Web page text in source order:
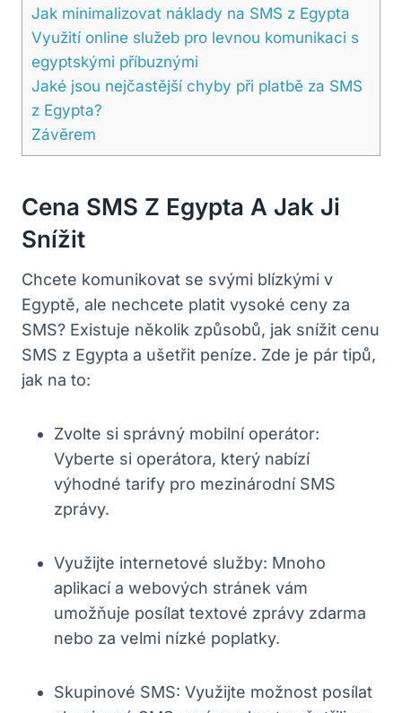
Jak minimalizovat náklady na SMS z Egypta
Využití online služeb pro levnou komunikaci s
egyptskými příbuznými
Jaké jsou nejčastější chyby při platbě za SMS
z Egypta?
Závěrem
Cena SMS Z Egypta A Jak Ji
Snížit
Chcete komunikovat se svými blízkými v
Egyptě, ale nechcete platit vysoké ceny za
SMS? Existuje několik způsobů, jak snížit cenu
SMS z Egypta a ušetřit peníze. Zde je pár tipů,
jak na to:
Zvolte si správný mobilní operátor:
Vyberte si operátora, který nabízí
výhodné tarify pro mezinárodní SMS
zprávy.
Využijte internetové služby: Mnoho
aplikací a webových stránek vám
umožňuje posílat textové zprávy zdarma
nebo za velmi nízké poplatky.
Skupinové SMS: Využijte možnost posílat